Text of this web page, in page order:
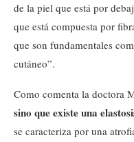
de la piel que está por
que está compuesta por
que son fundamentales
cutáneo”.
Como comenta la doctora
sino que existe una
se caracteriza por una